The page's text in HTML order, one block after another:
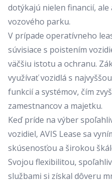
dotýkajú nielen financií,
vozového parku.
V prípade operatívneho
súvisiace s poistením
väčšiu istotu a ochranu.
využívať vozidlá s
funkcií a systémov, čím
zamestnancov a majetku.
Keď príde na výber
vozidiel, AVIS Lease sa
skúsenosťou a širokou
Svojou flexibilitou,
službami si získal dôveru